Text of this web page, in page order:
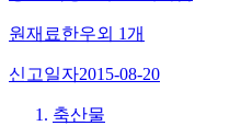
원재료한우외 1개
신고일자2015-08-20
축산물